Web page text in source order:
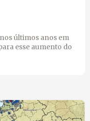
últimos anos em
esse aumento do